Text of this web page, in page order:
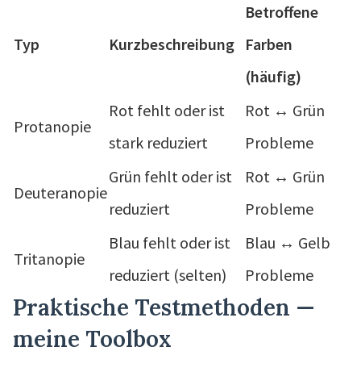
Typ Kurzbeschreibung
Betroffene
Farben
(häufig)
Protanopie
Rot fehlt oder ist
stark reduziert
Rot ↔ Grün
Probleme
Deuteranopie
Grün fehlt oder ist
reduziert
Rot ↔ Grün
Probleme
Tritanopie
Blau fehlt oder ist
reduziert (selten)
Blau ↔ Gelb
Probleme
Praktische Testmethoden —
meine Toolbox